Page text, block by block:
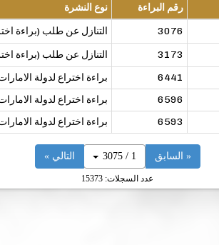
رقم البراءة
نوع النشرة
3076 التنازل عن طلب (براءة
3173 التنازل عن طلب (براءة
6441
براءة اختراع لدولة
6596
براءة اختراع لدولة
6593 براءة اختراع لدولة
« السابق 1 / 3075 التالي »
عدد السجلات: 15373